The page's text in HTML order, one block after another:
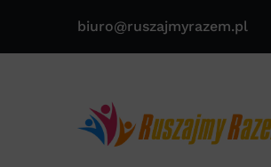
biuro@ruszajmyrazem.pl